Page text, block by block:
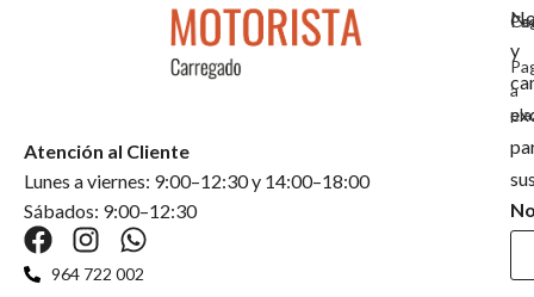
a
Atención al Cliente
Lunes a viernes: 9:00–12:30 y 14:00–18:00
Sábados: 9:00–12:30
964 722 002
y